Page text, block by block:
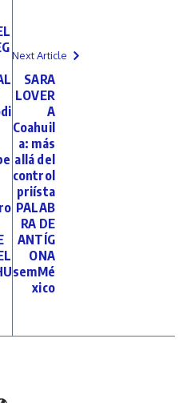
Next Article
SARA
LOVER
A
Coahuil
a: más
allá del
control
priísta
PALAB
RA DE
ANTÍG
ONA
semMé
xico